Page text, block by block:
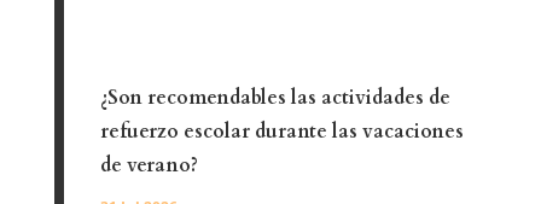
¿Son recomendables las actividades de
refuerzo escolar durante las vacaciones
de verano?